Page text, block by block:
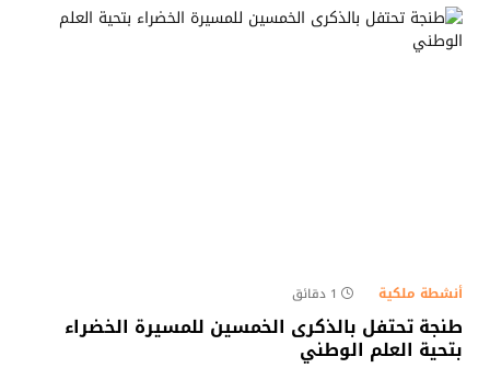
أنشطة ملكية 1 دقائق
طنجة تحتفل بالذكرى الخمسين للمسيرة الخضراء
بتحية العلم الوطني